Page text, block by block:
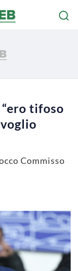
tifoso
Commisso